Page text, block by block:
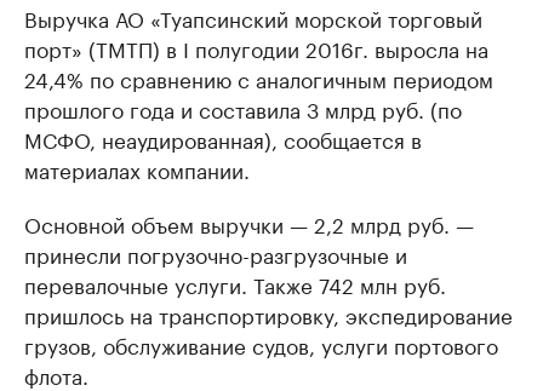
Выручка АО «Туапсинский морской торговый
порт» (ТМТП) в I полугодии 2016г. выросла на
24,4% по сравнению с аналогичным периодом
прошлого года и составила 3 млрд руб. (по
МСФО, неаудированная), сообщается в
материалах компании.
Основной объем выручки — 2,2 млрд руб. —
принесли погрузочно-разгрузочные и
перевалочные услуги. Также 742 млн руб.
пришлось на транспортировку, экспедирование
грузов, обслуживание судов, услуги портового
флота.